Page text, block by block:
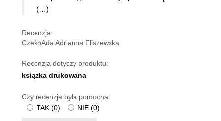
(…)
Recenzja:
CzekoAda Adrianna Fliszewska
Recenzja dotyczy produktu:
ksiązka drukowana
Czy recenzja była pomocna:
TAK (0) NIE (0)